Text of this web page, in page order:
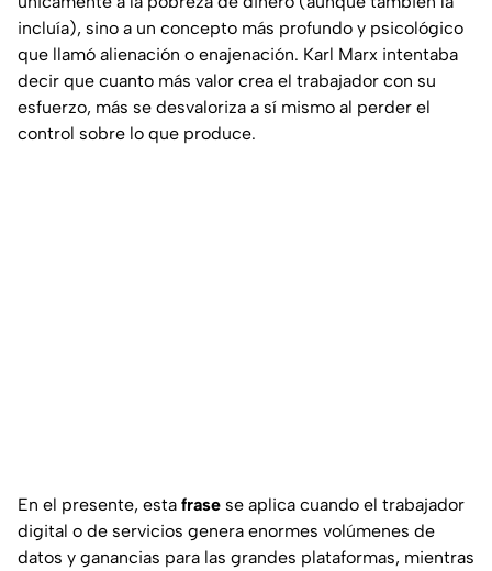
incluía), sino a un concepto más profundo y psicológico
que llamó alienación o enajenación. Karl Marx intentaba
decir que cuanto más valor crea el trabajador con su
esfuerzo, más se desvaloriza a sí mismo al perder el
control sobre lo que produce.
En el presente, esta frase se aplica cuando el trabajador
digital o de servicios genera enormes volúmenes de
datos y ganancias para las grandes plataformas, mientras